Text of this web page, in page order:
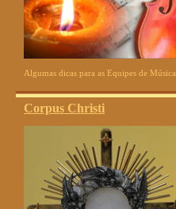
Algumas dicas para as Equipes de Música
Corpus Christi